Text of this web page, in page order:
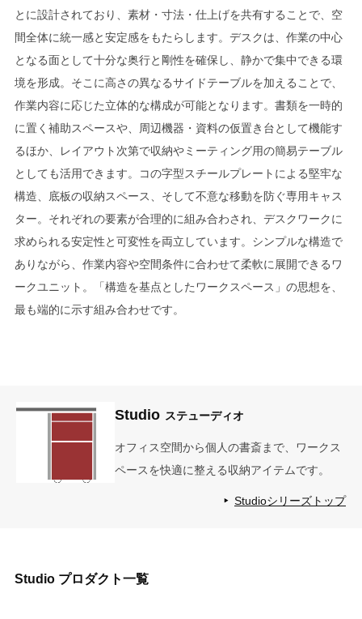
とに設計されており、素材・寸法・仕上げを共有することで、空
間全体に統一感と安定感をもたらします。デスクは、作業の中心
となる面として十分な奥行と剛性を確保し、静かで集中できる環
境を形成。そこに高さの異なるサイドテーブルを加えることで、
作業内容に応じた立体的な構成が可能となります。書類を一時的
に置く補助スペースや、周辺機器・資料の仮置き台として機能す
るほか、レイアウト次第で収納やミーティング用の簡易テーブル
としても活用できます。コの字型スチールプレートによる堅牢な
構造、底板の収納スペース、そして不意な移動を防ぐ専用キャス
ター。それぞれの要素が合理的に組み合わされ、デスクワークに
求められる安定性と可変性を両立しています。シンプルな構造で
ありながら、作業内容や空間条件に合わせて柔軟に展開できるワ
ークユニット。「構造を基点としたワークスペース」の思想を、
最も端的に示す組み合わせです。
Studio ステューディオ
オフィス空間から個人の書斎まで、ワークス
ペースを快適に整える収納アイテムです。
Studioシリーズトップ
Studio プロダクト一覧